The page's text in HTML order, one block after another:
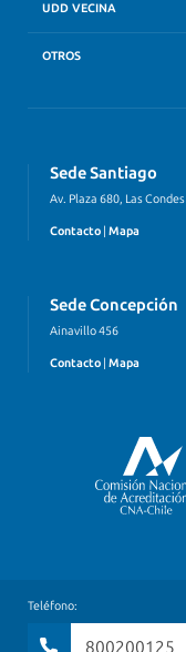
UDD VECINA
OTROS
Sede Santiago
Av. Plaza 680, Las Condes
Contacto Mapa
Sede Concepción
Ainavillo 456
Contacto | Mapa
Teléfono:
800200125